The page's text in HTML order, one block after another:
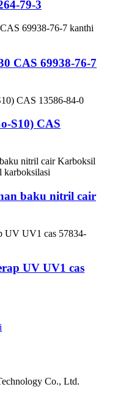
79-3
CAS 69938-76-7
S10) CAS
baku nitril cair
UV UV1 cas
Co., Ltd.